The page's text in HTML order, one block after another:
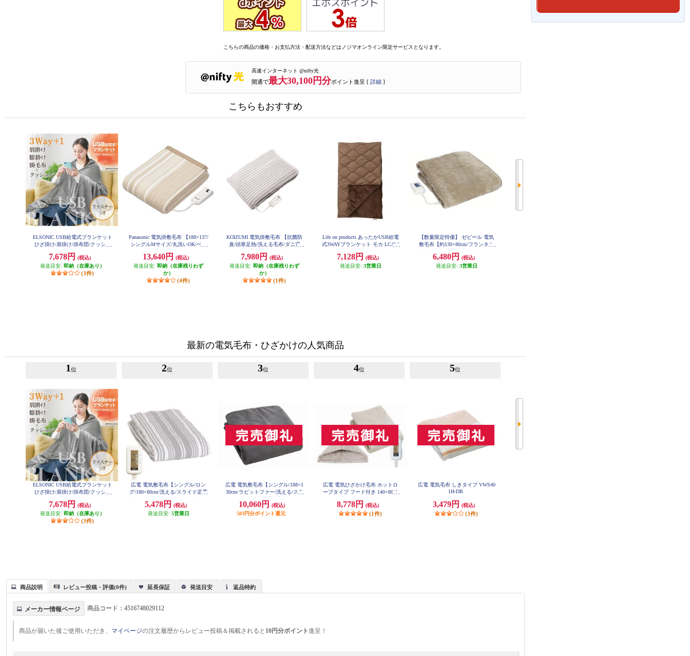
こちらの商品の価格・お支払方法・配送方法などはノジマオンライン限定サービスとなります。
高速インターネット @nifty光
開通で最大30,100円分ポイント進呈 [ 詳細 ]
こちらもおすすめ
ELSONIC USB給電式ブランケット
ひざ掛け/肩掛け/掛布団/クッショ
7,678円
(税込)
発送目安: 即納（在庫あり）
(3件)
Panasonic 電気掛敷毛布 【188×137/
シングルMサイズ/丸洗いOK/ベー
13,640円
(税込)
発送目安: 即納（在庫残りわず
か）
(4件)
KOIZUMI 電気掛敷毛布 【抗菌防
臭/頭寒足熱/洗える毛布/ダニ退
7,980円
(税込)
発送目安: 即納（在庫残りわず
か）
(1件)
Life on products あったかUSB給電
式3WAYブランケット モカ LCAW
7,128円
(税込)
発送目安: 3営業日
【数量限定特価】 ゼピール 電気
敷毛布【約130×80cm/フランネル
ンベージュ】 DM-Y10FSM-CN
6,480円
(税込)
発送目安: 3営業日
最新の電気毛布・ひざかけの人気商品
1 位
ELSONIC USB給電式ブランケット
ひざ掛け/肩掛け/掛布団/クッショ
7,678円
(税込)
発送目安: 即納（在庫あり）
(3件)
2位
広電 電気敷毛布【シングル/ロン
グ/180×80cm/洗える/スライド温度
ー】 VWS803H-HL
5,478円
(税込)
発送目安: 5営業日
3位
広電 電気敷毛布【シングル/188×1
30cm/ラビットファー/洗える/スラ
R-HM
10,060円
(税込)
503円分ポイント還元
4位
広電 電気ひざかけ毛布 ホットロ
ーブタイプ フード付き 140×80サ
8,778円 (税込)
(1件)
5位
広電 電気毛布 しきタイプ VWS40
1H-DB
3,479円 (税込)
(3件)
商品説明 レビュー投稿・評価(0件) 延長保証 発送目安 返品特約
メーカー情報ページ 商品コード：4516748029112
商品が届いた後ご使用いただき、 マイページの注文履歴からレビュー投稿＆掲載されると 10円分ポイント進呈！